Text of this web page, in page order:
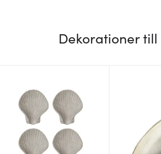
Dekorationer